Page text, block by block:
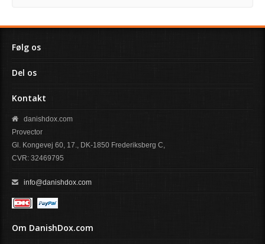
Følg os
Del os
Kontakt
danishdox.com
Provector
Gl. Kongevej 60, 17., DK-1850 Frederiksberg C,
CVR: 32469795
info@danishdox.com
Om DanishDox.com